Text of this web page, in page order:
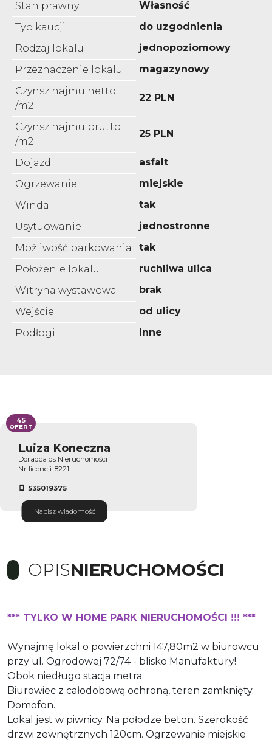
Stan prawny
Własność
Typ kaucji
do uzgodnienia
Rodzaj lokalu
jednopoziomowy
Przeznaczenie lokalu
magazynowy
Czynsz najmu netto
/m2
22 PLN
Czynsz najmu brutto
/m2
25 PLN
Dojazd
asfalt
Ogrzewanie
miejskie
Winda
tak
Usytuowanie
jednostronne
Możliwość parkowania
tak
Położenie lokalu
ruchliwa ulica
Witryna wystawowa
brak
Wejście
od ulicy
Podłogi
inne
Luiza Koneczna
Doradca ds Nieruchomości
Nr licencji: 8221
535019375
Napisz wiadomość
45
OFERT
OPISNIERUCHOMOŚCI
*** TYLKO W HOME PARK NIERUCHOMOŚCI !!! ***
Wynajmę lokal o powierzchni 147,80m2 w biurowcu
przy ul. Ogrodowej 72/74 - blisko Manufaktury!
Obok niedługo stacja metra.
Biurowiec z całodobową ochroną, teren zamknięty.
Domofon.
Lokal jest w piwnicy. Na połodze beton. Szerokość
drzwi zewnętrznych 120cm. Ogrzewanie miejskie.